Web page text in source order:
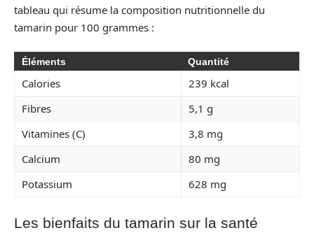
tableau qui résume la composition nutritionnelle du
tamarin pour 100 grammes :
Éléments Quantité
Calories
239 kcal
Fibres
5,1 g
Vitamines (C)
3,8 mg
Calcium
80 mg
Potassium
628 mg
Les bienfaits du tamarin sur la santé